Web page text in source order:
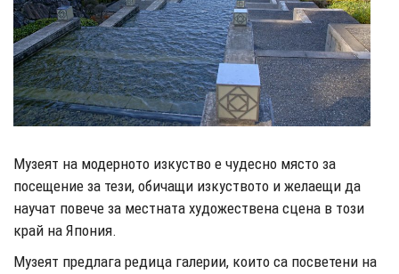
Музеят на модерното изкуство е чудесно място за
посещение за тези, обичащи изкуството и желаещи да
научат повече за местната художествена сцена в този
край на Япония.
Музеят предлага редица галерии, които са посветени на